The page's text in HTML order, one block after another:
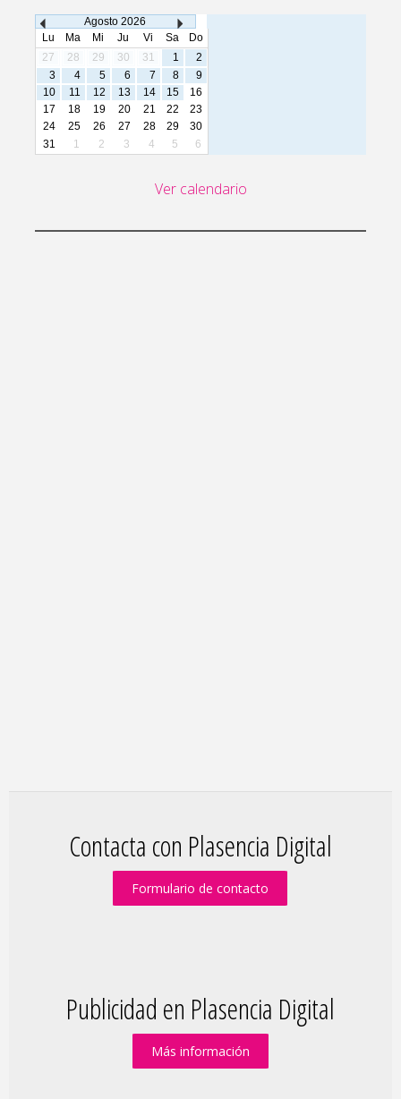
Agosto 2026
Lu
Ma Mi Ju Vi Sa
Do
27
28 29 30 31 1
2
3
4 5 6 7 8
9
10
11 12 13 14 15
16
17
18 19 20 21 22
23
24
25 26 27 28 29
30
31
1 2 3 4 5 6
Ver calendario
Contacta con Plasencia Digital
Formulario de contacto
Publicidad en Plasencia Digital
Más información